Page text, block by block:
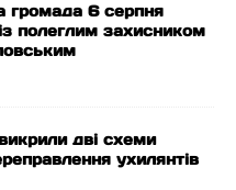
громада 6 серпня
полеглим захисником
дві схеми
ухилянтів